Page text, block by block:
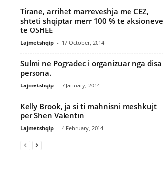
Tirane, arrihet marreveshja me CEZ,
shteti shqiptar merr 100 % te aksioneve
te OSHEE
Lajmetshqip - 17 October, 2014
Sulmi ne Pogradec i organizuar nga disa
persona.
Lajmetshqip - 7 January, 2014
Kelly Brook, ja si ti mahnisni meshkujt
per Shen Valentin
Lajmetshqip - 4 February, 2014